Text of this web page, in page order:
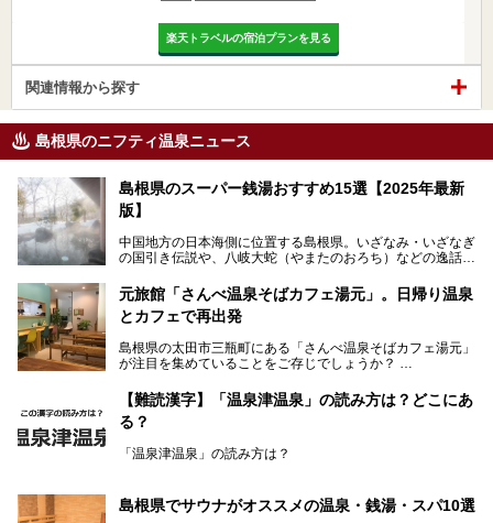
楽天トラベルの宿泊プランを見る
関連情報から探す
島根県のニフティ温泉ニュース
島根県のスーパー銭湯おすすめ15選【2025年最新
版】
中国地方の日本海側に位置する島根県。いざなみ・いざなぎ
の国引き伝説や、八岐大蛇（やまたのおろち）などの逸話が
の参拝客が訪れます。「出雲縁結び空港」への直行便なら、
首都圏からでも実は2時間圏内で到着できるアクセスも魅力
です。
市）など、古くから知られる温泉郷が多くあります。ゆった
り流れる時間のなかで、心の底からのんびりできるスーパー
元旅館「さんべ温泉そばカフェ湯元」。日帰り温泉
とカフェで再出発
島根県の太田市三瓶町にある「さんべ温泉そばカフェ湯元」
が注目を集めていることをご存じでしょうか？
「さんべ温泉そばカフェ湯元」は日帰り温泉と、名物のそば
を提供するカフェという新しい営業スタイルで、観光客に限
らず地元民にも親しまれています。
宿泊をせずとも、気軽に源泉のお湯をつかった温泉と、美味
を経て現在のスタイルに辿り着いているのです。
【難読漢字】「温泉津温泉」の読み方は？どこにあ
る？
「温泉津温泉」の読み方は？
か？
島根県でサウナがオススメの温泉・銭湯・スパ10選